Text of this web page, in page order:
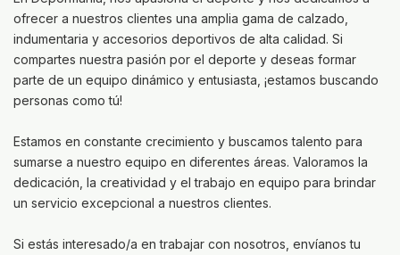
ofrecer a nuestros clientes una amplia gama de calzado,
indumentaria y accesorios deportivos de alta calidad. Si
compartes nuestra pasión por el deporte y deseas formar
parte de un equipo dinámico y entusiasta, ¡estamos buscando
personas como tú!
Estamos en constante crecimiento y buscamos talento para
sumarse a nuestro equipo en diferentes áreas. Valoramos la
dedicación, la creatividad y el trabajo en equipo para brindar
un servicio excepcional a nuestros clientes.
Si estás interesado/a en trabajar con nosotros, envíanos tu